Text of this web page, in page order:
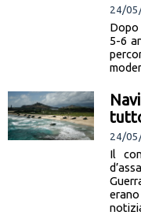
24/
5-6
24/
Il